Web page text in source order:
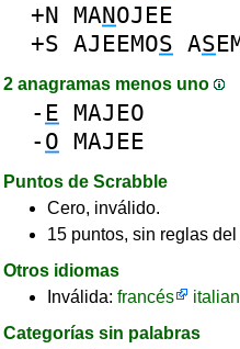
+N MANOJEE
+S AJEEMOS AS
2 anagramas menos uno
- E MAJEO
- O MAJEE
Puntos de Scrabble
Cero, inválido.
15 puntos, sin reglas
Otros idiomas
Inválida: francés
Categorías sin palabras